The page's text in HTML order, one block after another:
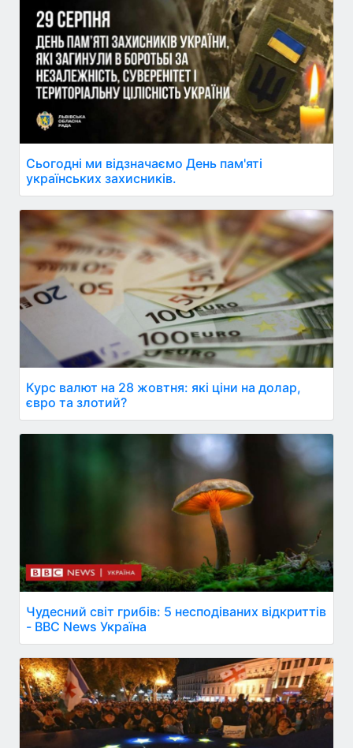
Сьогодні ми відзначаємо День пам'яті
українських захисників.
Курс валют на 28 жовтня: які ціни на долар,
євро та злотий?
Чудесний світ грибів: 5 несподіваних відкриттів
- BBC News Україна